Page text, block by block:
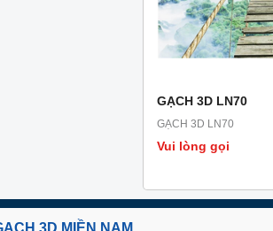
GẠCH 3D LN70
GẠCH 3D LN70
Vui lòng gọi
3D MIỀN NAM